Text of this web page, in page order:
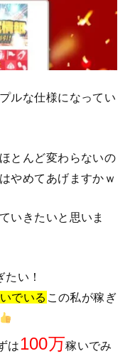
ルな仕様になってい
とんど変わらないの
やめてあげますかｗ
いきたいと思いま
い！
でいる この私が稼ぎ
は100万稼いでみ